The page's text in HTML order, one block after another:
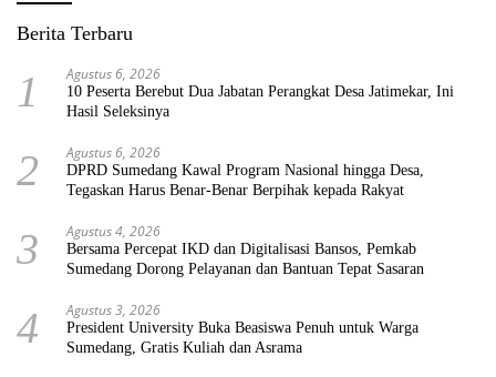
Berita Terbaru
1 Agustus 6, 2026
10 Peserta Berebut Dua Jabatan Perangkat Desa Jatimekar, Ini
Hasil Seleksinya
2 Agustus 6, 2026
DPRD Sumedang Kawal Program Nasional hingga Desa,
Tegaskan Harus Benar-Benar Berpihak kepada Rakyat
3 Agustus 4, 2026
Bersama Percepat IKD dan Digitalisasi Bansos, Pemkab
Sumedang Dorong Pelayanan dan Bantuan Tepat Sasaran
4 Agustus 3, 2026
President University Buka Beasiswa Penuh untuk Warga
Sumedang, Gratis Kuliah dan Asrama